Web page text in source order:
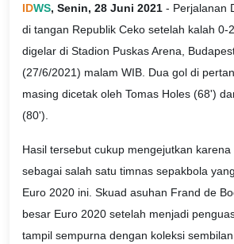
IDWS, Senin, 28 Juni 2021 - Perjalanan
di tangan Republik Ceko setelah kalah 0-
digelar di Stadion Puskas Arena,
(27/6/2021) malam WIB. Dua gol di
masing dicetak oleh Tomas Holes (68')
(80').
Hasil tersebut cukup mengejutkan
sebagai salah satu timnas sepakbola
Euro 2020 ini. Skuad asuhan Frand de
besar Euro 2020 setelah menjadi
tampil sempurna dengan koleksi